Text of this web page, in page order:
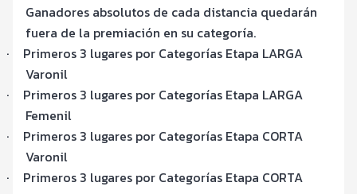
Ganadores absolutos de cada distancia quedarán
fuera de la premiación en su categoría.
·
Primeros 3 lugares por Categorías Etapa LARGA
Varonil
·
Primeros 3 lugares por Categorías Etapa LARGA
Femenil
·
Primeros 3 lugares por Categorías Etapa CORTA
Varonil
·
Primeros 3 lugares por Categorías Etapa CORTA